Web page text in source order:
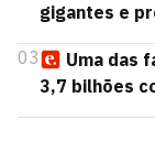
gigantes e
03
Uma das
3,7 bilhões